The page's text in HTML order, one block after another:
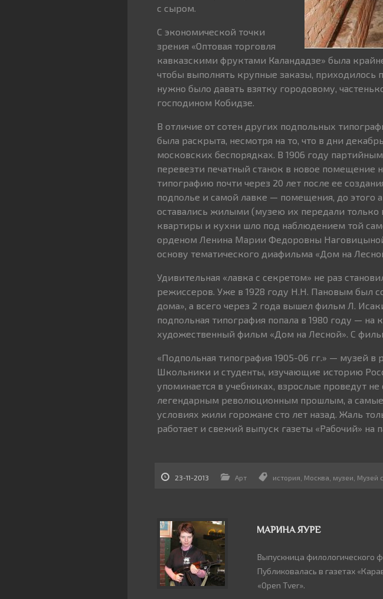
с сыром.
С экономической точки
зрения «Оптовая торговля
кавказскими фруктами Каландадзе» была
чтобы выполнять крупные заказы,
нужно было давать взятку городовому,
господином Кобидзе.
В отличие от сотен других подпольных
была раскрыта, несмотря на то, что в дни
московских беспорядках. В 1906 году
перевезти печатный станок в новое помещение
типографию почти через 20 лет после ее
подполье и самой лавке — помещения, до этого
оставались жилыми (музею их передали
квартиры и кухни шло под наблюдением той
орденом Ленина Марии Федоровны
основу тематического диафильма «Дом на
Удивительная «лавка с секретом» не раз
режиссеров. Уже в 1928 году Н.Н. Пановым был
дома», а всего через 2 года вышел фильм Л.
подпольная типография попала в 1980 году —
художественный фильм «Дом на Лесной». С
«Подпольная типография 1905-06 гг.» — музей
Школьники и студенты, изучающие историю
упоминается в учебниках, взрослые проведут
легендарным революционным прошлым, а
условиях жили горожане сто лет назад. Жаль
работает и свежий выпуск газеты «Рабочий» на
23-11-2013 Арт история Москва музеи Музей
МАРИНА ЯУРЕ
Выпускница филологического
Публиковалась в газетах
«Open Tver».